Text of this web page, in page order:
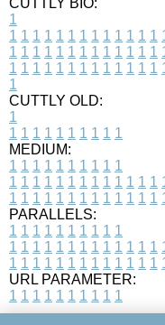
1
1 1 1 1 1 1 1 1 1 1 1 1 1
1 1 1 1 1 1 1 1 1 1 1 1 1
1 1 1 1 1 1 1 1 1 1 1 1 1
1
CUTTLY OLD:
1
1 1 1 1 1 1 1 1 1 1
MEDIUM:
1 1 1 1 1 1 1 1 1 1
1 1 1 1 1 1 1 1 1 1 1 1 1
1 1 1 1 1 1 1 1 1 1 1 1 1
PARALLELS:
1 1 1 1 1 1 1 1 1 1
1 1 1 1 1 1 1 1 1 1 1 1 1
1 1 1 1 1 1 1 1 1 1 1 1 1
URL PARAMETER:
1 1 1 1 1 1 1 1 1 1